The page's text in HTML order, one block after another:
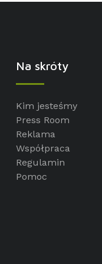
Na skróty
Kim jesteśmy
Press Room
Reklama
Współpraca
Regulamin
Pomoc